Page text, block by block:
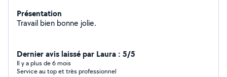
Présentation
Travail bien bonne jolie.
Dernier avis laissé par Laura : 5/5
Il y a plus de 6 mois
Service au top et très professionnel